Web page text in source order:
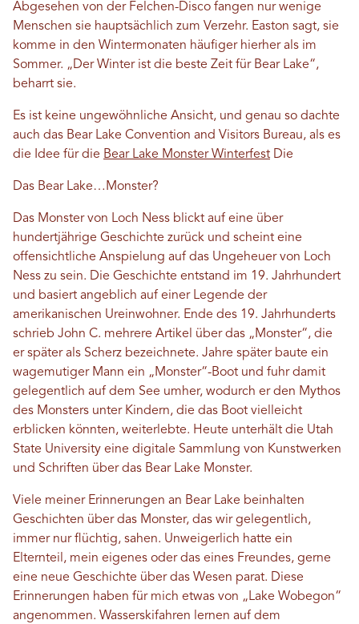
Abgesehen von der Felchen-Disco fangen nur wenige
Menschen sie hauptsächlich zum Verzehr. Easton sagt, sie
komme in den Wintermonaten häufiger hierher als im
Sommer. „Der Winter ist die beste Zeit für Bear Lake“,
beharrt sie.
Es ist keine ungewöhnliche Ansicht, und genau so dachte
auch das Bear Lake Convention and Visitors Bureau, als es
die Idee für die Bear Lake Monster Winterfest Die
Das Bear Lake…Monster?
Das Monster von Loch Ness blickt auf eine über
hundertjährige Geschichte zurück und scheint eine
offensichtliche Anspielung auf das Ungeheuer von Loch
Ness zu sein. Die Geschichte entstand im 19. Jahrhundert
und basiert angeblich auf einer Legende der
amerikanischen Ureinwohner. Ende des 19. Jahrhunderts
schrieb John C. mehrere Artikel über das „Monster“, die
er später als Scherz bezeichnete. Jahre später baute ein
wagemutiger Mann ein „Monster“-Boot und fuhr damit
gelegentlich auf dem See umher, wodurch er den Mythos
des Monsters unter Kindern, die das Boot vielleicht
erblicken könnten, weiterlebte. Heute unterhält die Utah
State University eine digitale Sammlung von Kunstwerken
und Schriften über das Bear Lake Monster.
Viele meiner Erinnerungen an Bear Lake beinhalten
Geschichten über das Monster, das wir gelegentlich,
immer nur flüchtig, sahen. Unweigerlich hatte ein
Elternteil, mein eigenes oder das eines Freundes, gerne
eine neue Geschichte über das Wesen parat. Diese
Erinnerungen haben für mich etwas von „Lake Wobegon“
angenommen. Wasserskifahren lernen auf dem